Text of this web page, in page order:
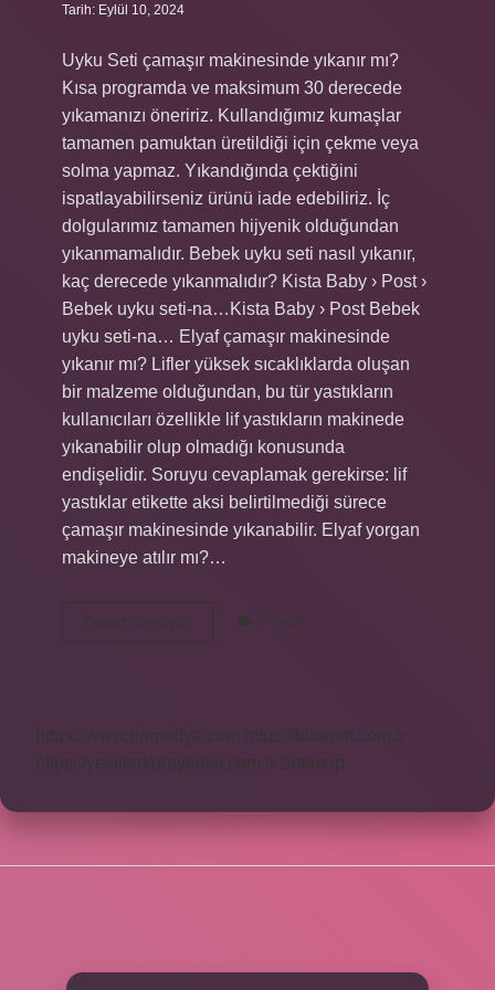
Tarih: Eylül 10, 2024
Uyku Seti çamaşır makinesinde yıkanır mı?
Kısa programda ve maksimum 30 derecede
yıkamanızı öneririz. Kullandığımız kumaşlar
tamamen pamuktan üretildiği için çekme veya
solma yapmaz. Yıkandığında çektiğini
ispatlayabilirseniz ürünü iade edebiliriz. İç
dolgularımız tamamen hijyenik olduğundan
yıkanmamalıdır. Bebek uyku seti nasıl yıkanır,
kaç derecede yıkanmalıdır? Kista Baby › Post ›
Bebek uyku seti-na…Kista Baby › Post Bebek
uyku seti-na… Elyaf çamaşır makinesinde
yıkanır mı? Lifler yüksek sıcaklıklarda oluşan
bir malzeme olduğundan, bu tür yastıkların
kullanıcıları özellikle lif yastıkların makinede
yıkanabilir olup olmadığı konusunda
endişelidir. Soruyu cevaplamak gerekirse: lif
yastıklar etikette aksi belirtilmediği sürece
çamaşır makinesinde yıkanabilir. Elyaf yorgan
makineye atılır mı?…
Devamını okuyun
Uyku
2 Yorum
https://www.rinmedya.com
https://bluenet.com.tr
https://yesillerkuruyemis.com.tr Sitemap